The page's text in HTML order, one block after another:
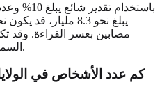
مصابين بعسر القراءة. وقد
السمات المرتبطة بعسر القراءة أعلى.
كم عدد الأشخاص في